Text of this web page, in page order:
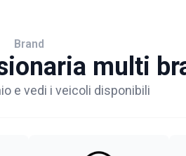
Brand
multi
e vedi i veicoli disponibili